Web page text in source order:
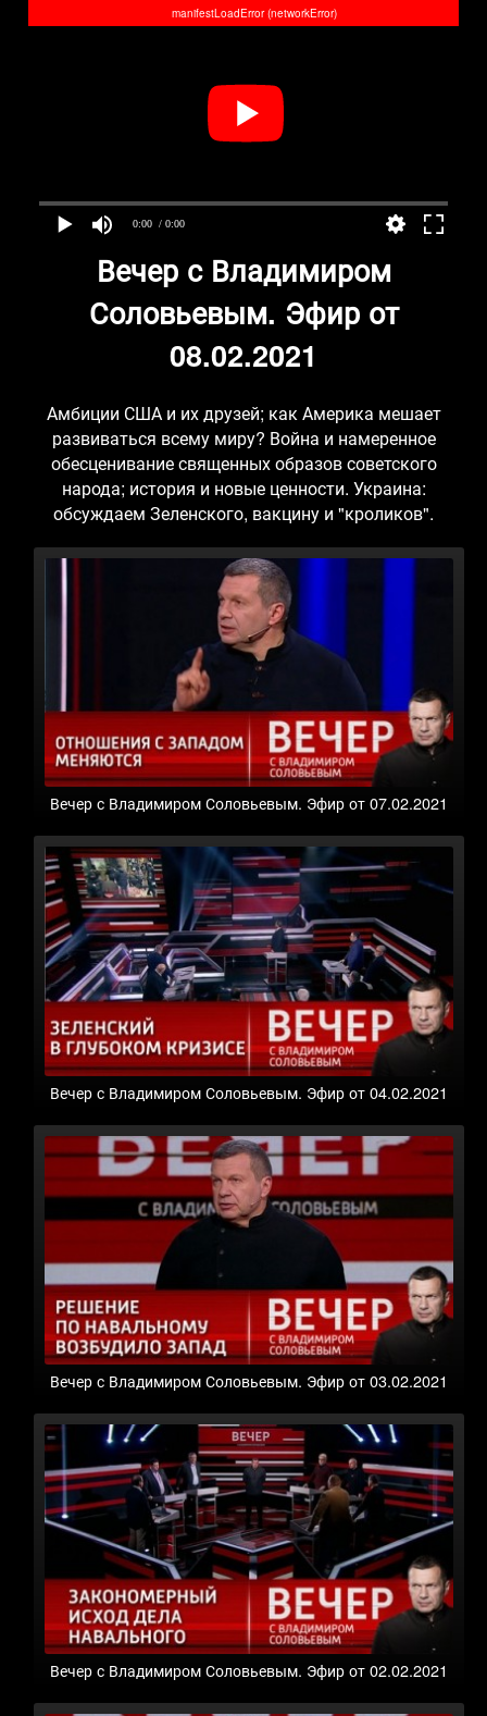
0:00 / 0:00
manifestLoadError (networkError)
Вечер с Владимиром
Соловьевым. Эфир от
08.02.2021
Амбиции США и их друзей; как Америка мешает
развиваться всему миру? Война и намеренное
обесценивание священных образов советского
народа; история и новые ценности. Украина:
обсуждаем Зеленского, вакцину и "кроликов".
Вечер с Владимиром Соловьевым. Эфир от 07.02.2021
Вечер с Владимиром Соловьевым. Эфир от 04.02.2021
Вечер с Владимиром Соловьевым. Эфир от 03.02.2021
Вечер с Владимиром Соловьевым. Эфир от 02.02.2021